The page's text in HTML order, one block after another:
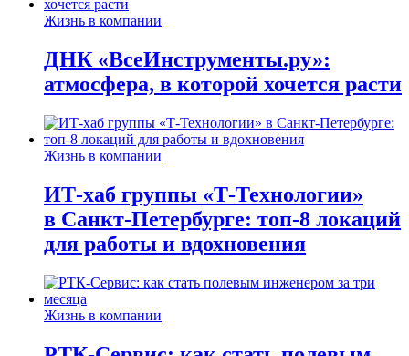
Жизнь в компании
ДНК «ВсеИнструменты.ру»:
атмосфера, в которой хочется расти
Жизнь в компании
ИТ-хаб группы «Т-Технологии»
в Санкт-Петербурге: топ-8 локаций
для работы и вдохновения
Жизнь в компании